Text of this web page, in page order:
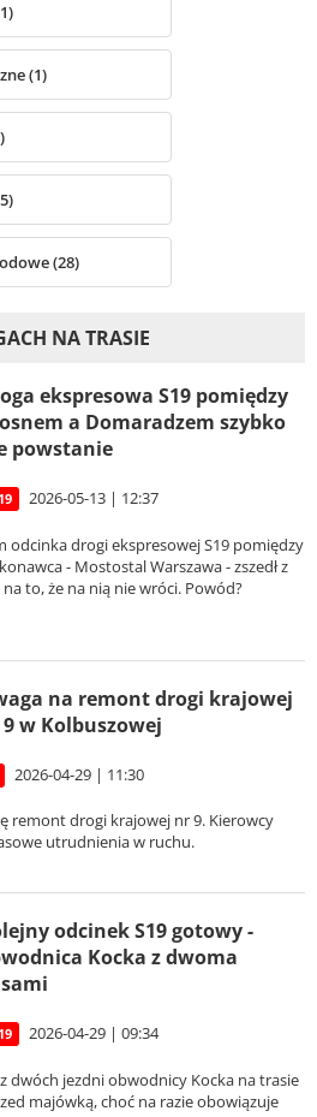
(1)
(28)
NA TRASIE
ekspresowa S19 pomiędzy
a Domaradzem szybko
powstanie
2026-05-13 | 12:37
odcinka drogi ekspresowej S19 pomiędzy
- Mostostal Warszawa - zszedł z
to, że na nią nie wróci. Powód?
na remont drogi krajowej
w Kolbuszowej
2026-04-29 | 11:30
remont drogi krajowej nr 9. Kierowcy
utrudnienia w ruchu.
odcinek S19 gotowy -
Kocka z dwoma
2026-04-29 | 09:34
dwóch jezdni obwodnicy Kocka na trasie
majówką, choć na razie obowiązuje